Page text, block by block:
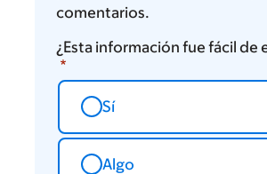
comentarios.
¿Esta información fue fácil de
Sí
Algo